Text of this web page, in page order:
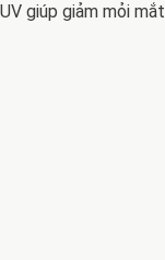
giúp giảm mỏi